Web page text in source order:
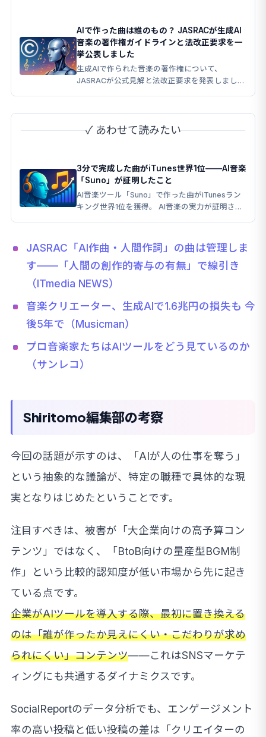
AIで作った曲は誰のもの？ JASRACが生成AI
音楽の著作権ガイドラインと法改正要求を一
挙公表しました
生成AIで作られた音楽の著作権について、
JASRACが公式見解と法改正要求を発表しまし
✓ あわせて読みたい
3分で完成した曲がiTunes世界1位——AI音楽
「Suno」が証明したこと
AI音楽ツール「Suno」で作った曲がiTunesラン
キング世界1位を獲得。 AI音楽の実力が証明され
JASRAC「AI作曲・人間作詞」の曲は管理しま
す——「人間の創作的寄与の有無」で線引き
（ITmedia NEWS）
音楽クリエーター、生成AIで1.6兆円の損失も 今
後5年で（Musicman）
プロ音楽家たちはAIツールをどう見ているのか
（サンレコ）
Shiritomo編集部の考察
今回の話題が示すのは、「AIが人の仕事を奪う」
という抽象的な議論が、特定の職種で具体的な現
実となりはじめたということです。
注目すべきは、被害が「大企業向けの高予算コン
テンツ」ではなく、「BtoB向けの量産型BGM制
作」という比較的認知度が低い市場から先に起き
ている点です。
企業がAIツールを導入する際、最初に置き換える
のは「誰が作ったか見えにくい・こだわりが求め
られにくい」コンテンツ——これはSNSマーケテ
ィングにも共通するダイナミクスです。
SocialReportのデータ分析でも、エンゲージメント
率の高い投稿と低い投稿の差は「クリエイターの